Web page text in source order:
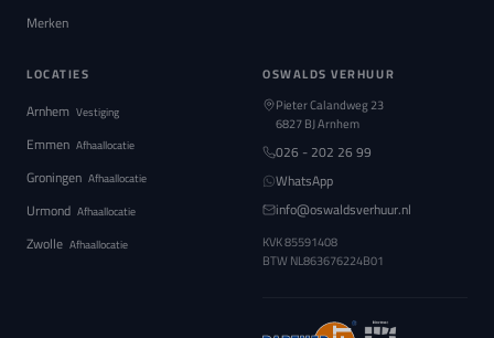
Merken
LOCATIES
Arnhem Vestiging
Emmen Afhaallocatie
Groningen Afhaallocatie
Urmond Afhaallocatie
Zwolle Afhaallocatie
OSWALDS VERHUUR
Pieter Calandweg 23
6827 BJ Arnhem
026 - 202 26 99
WhatsApp
info@oswaldsverhuur.nl
KVK 85591408
BTW NL863676224B01